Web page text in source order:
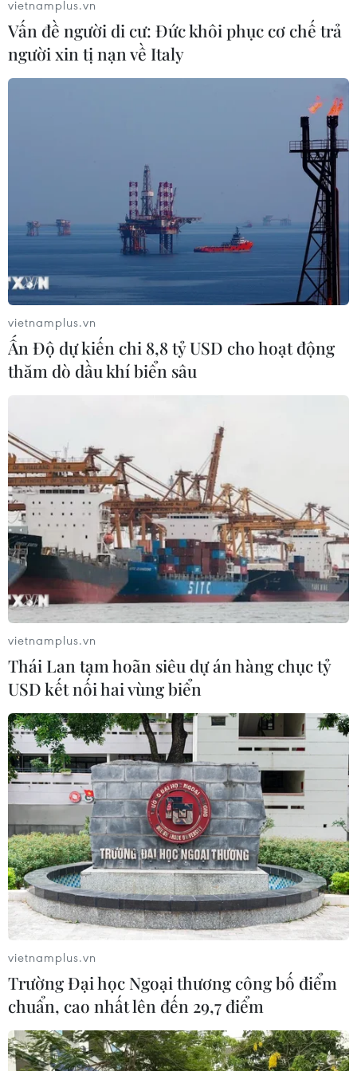
Quan ngại các công ty Trung Quốc bị hủy
Các công ty Trung Quốc có thể bị loại khỏi sàn giao
dịch chứng khoán Mỹ nếu họ không tuân thủ các yêu
cầu kiểm toán, một yêu cầu khiến khoảng 200 doanh
nghiệp gặp rủi ro.
vietnamplus.vn
Vấn đề người di cư: Đức khôi phục cơ chế trả
người xin tị nạn về Italy
vietnamplus.vn
Ấn Độ dự kiến chi 8,8 tỷ USD cho hoạt động
thăm dò dầu khí biển sâu
vietnamplus.vn
Thái Lan tạm hoãn siêu dự án hàng chục tỷ
USD kết nối hai vùng biển
vietnamplus.vn
Trường Đại học Ngoại thương công bố điểm
chuẩn, cao nhất lên đến 29,7 điểm